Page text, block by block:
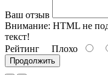
Ваш отзыв
Внимание: HTML не
текст!
Рейтинг Плохо
Продолжить